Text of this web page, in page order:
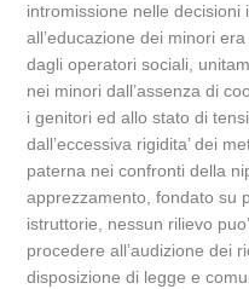
intromissione nelle decisioni
all’educazione dei minori
dagli operatori sociali,
nei minori dall’assenza di
i genitori ed allo stato di
dall’eccessiva rigidita’ dei
paterna nei confronti della
apprezzamento, fondato su
istruttorie, nessun rilievo
procedere all’audizione dei
disposizione di legge e